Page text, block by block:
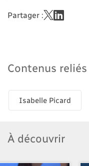
Partager :
Contenus reliés
Isabelle Picard
À découvrir